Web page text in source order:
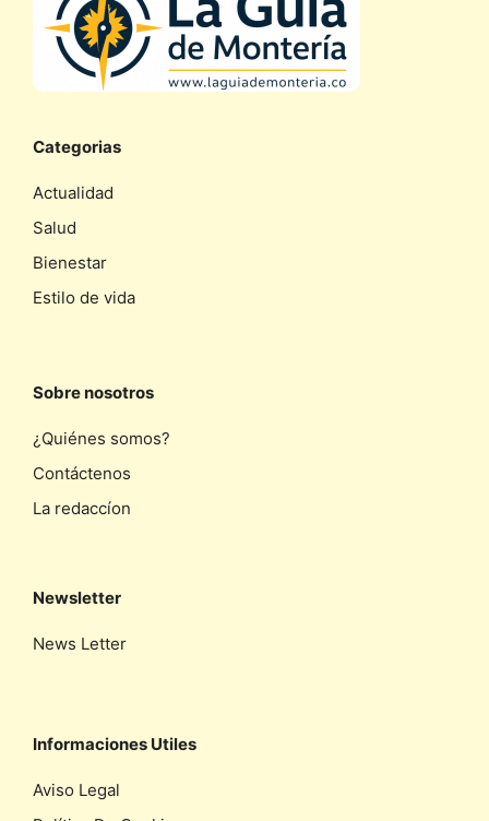
Categorias
Actualidad
Salud
Bienestar
Estilo de vida
Sobre nosotros
¿Quiénes somos?
Contáctenos
La redaccíon
Newsletter
News Letter
Informaciones Utiles
Aviso Legal